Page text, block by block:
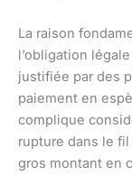
La raison
l’obligation
justifiée par des
paiement en
complique
rupture dans le
gros montant en